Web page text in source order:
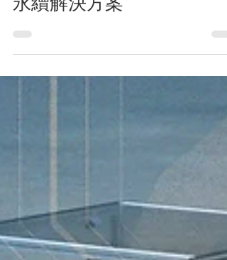
2月6日 讀畢需時 3 分鐘
和全豐以智慧回收打造城市